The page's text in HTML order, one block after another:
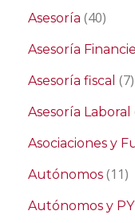
Asesoría (40)
Asesoría
Asesoría fiscal (7)
Asesoría Laboral
Asociaciones y
Autónomos (11)
Autónomos y